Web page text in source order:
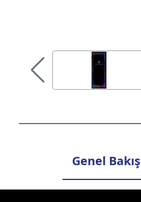
Genel Bakış